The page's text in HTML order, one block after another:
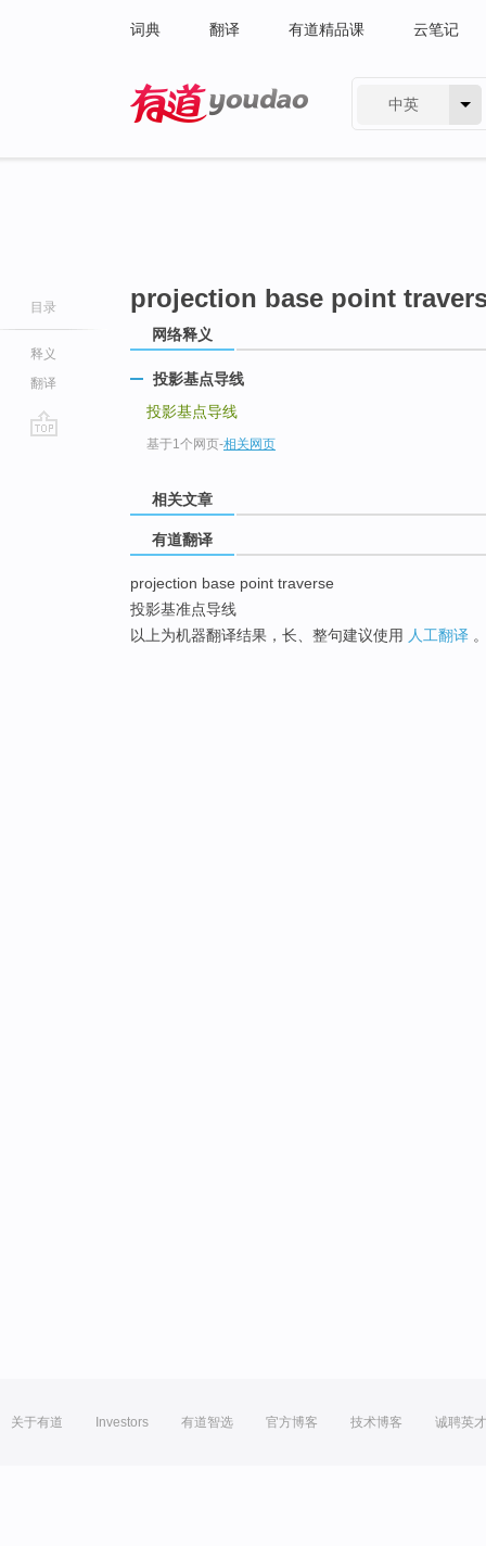
词典 翻译 有道精品课 云笔记
中英
目录
释义
翻译
projection base point
网络释义
投影基点导线
投影基点导线
基于1个网页-相关网页
相关文章
有道翻译
projection base point traverse
投影基准点导线
以上为机器翻译结果，长、整句建议使用 人工翻译
关于有道 Investors 有道智选 官方博客 技术博客 诚聘英才